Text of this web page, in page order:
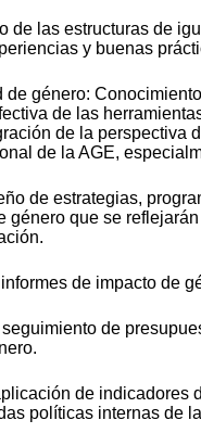
de las estructuras de
y buenas
de género:
de las
de la perspectiva
de la AGE,
de estrategias,
género que se
de impacto de
de
de indicadores
políticas internas de